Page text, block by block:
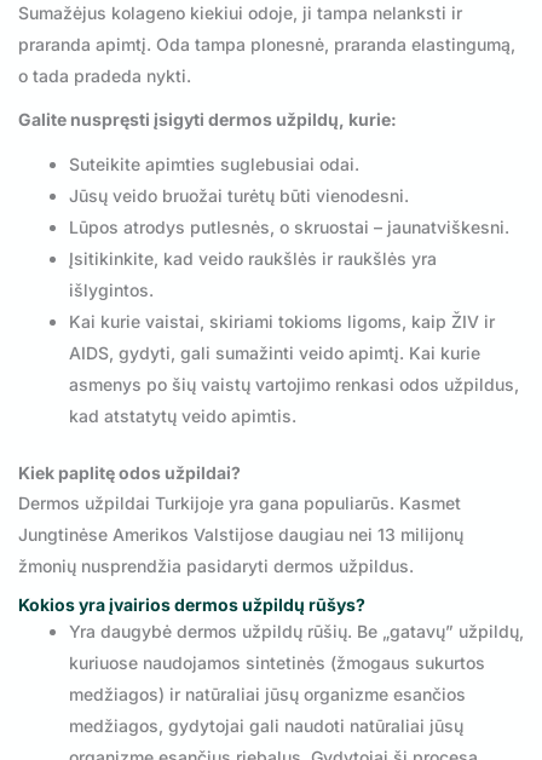
Sumažėjus kolageno kiekiui odoje, ji tampa nelanksti ir
praranda apimtį. Oda tampa plonesnė, praranda elastingumą,
o tada pradeda nykti.
Galite nuspręsti įsigyti dermos užpildų, kurie:
Suteikite apimties suglebusiai odai.
Jūsų veido bruožai turėtų būti vienodesni.
Lūpos atrodys putlesnės, o skruostai – jaunatviškesni.
Įsitikinkite, kad veido raukšlės ir raukšlės yra
išlygintos.
Kai kurie vaistai, skiriami tokioms ligoms, kaip ŽIV ir
AIDS, gydyti, gali sumažinti veido apimtį. Kai kurie
asmenys po šių vaistų vartojimo renkasi odos užpildus,
kad atstatytų veido apimtis.
Kiek paplitę odos užpildai?
Dermos užpildai Turkijoje yra gana populiarūs. Kasmet
Jungtinėse Amerikos Valstijose daugiau nei 13 milijonų
žmonių nusprendžia pasidaryti dermos užpildus.
Kokios yra įvairios dermos užpildų rūšys?
Yra daugybė dermos užpildų rūšių. Be „gatavų” užpildų,
kuriuose naudojamos sintetinės (žmogaus sukurtos
medžiagos) ir natūraliai jūsų organizme esančios
medžiagos, gydytojai gali naudoti natūraliai jūsų